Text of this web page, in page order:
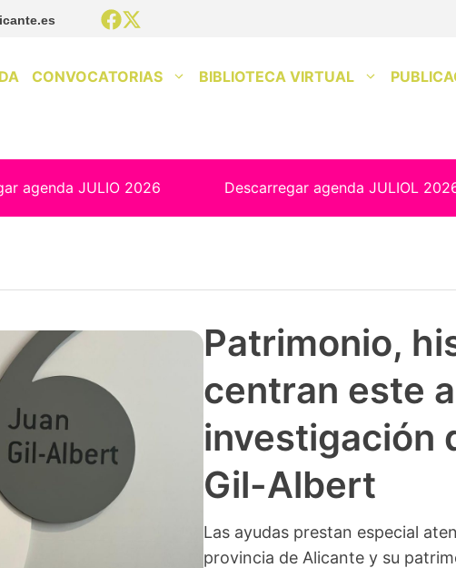
CONVOCATORIAS BIBLIOTECA VIRTUAL
agenda JULIO 2026 Descarregar agenda JULIOL
Patrimonio,
centran este
investigación
Gil-Albert
Las ayudas prestan especial
provincia de Alicante y su